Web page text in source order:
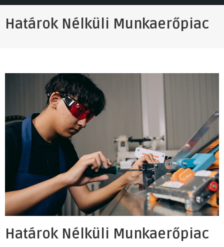
Határok Nélküli Munkaerőpiac
Határok Nélküli Munkaerőpiac